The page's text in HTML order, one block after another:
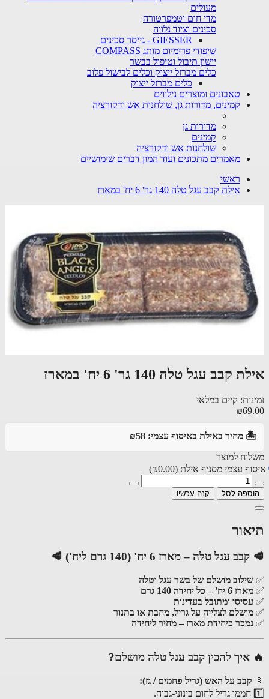
מעולים
מדי חום וטמפרטורה
סכינים וציוד נלווה
GIESSER - גייסר סכינים
שיפודי פרימיום מותג COMPASS
יישון תיבול וטיפול בבשר
כלים מברזל ייצוק וכלים לבישול פלוב
כלים מברזל ייצוק
טאבונים ומוצרים נילווים
קמינים, מדורות גן, שולחנות אש ודקורציה
מדורות גן
קמינים
שולחנות אש ודקורציה
מאמרים מתכונים ועוד המון דברים שימושיים
ראשי
אילת קבב עגל טלה 140 גר' 6 יח' במארז
אילת קבב עגל טלה 140 גר' 6 יח' במארז
זמינות: קיים במלאי
₪69.00
🏝️ מחיר באילת באיסוף עצמי: ₪58
משלוח למוצר
איסוף עצמי מסניף אילת (₪0.00)
הוספה לסל קנה עכשיו
תיאור
🥩 קבב עגל טלה – מארז 6 יח' (140 גרם ליח') 🥩
✅ שילוב מושלם של בשר עגל וטלה
✅ מארז 6 יח' – כל יחידה 140 גרם
✅ עסיסי ומתובל בעדינות
✅ מושלם לצלייה על גריל, מחבת או בתנור
✅ נמכר כיחידת מארז – מחיר ליחידה
🔥 איך להכין קבב עגל טלה מושלם?
🍢 קבב על האש (גריל פחמים / גז):
1️⃣ חממו גריל לחום בינוני-גבוה.